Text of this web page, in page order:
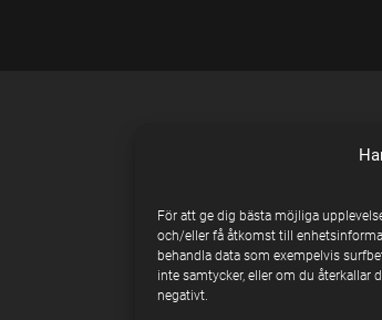
För att ge dig bästa möjliga
och/eller få åtkomst till
behandla data som exempelvis
inte samtycker, eller om du återkallar
negativt.